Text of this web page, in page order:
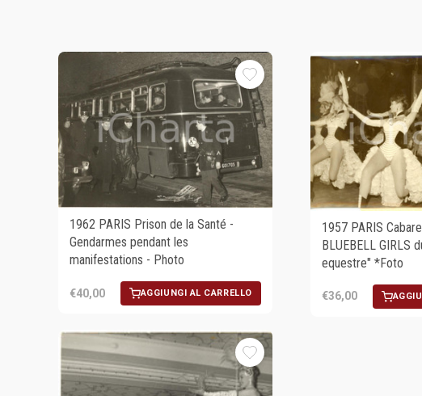
1962 PARIS Prison de la Santé -
Gendarmes pendant les
manifestations - Photo
€40,00 AGGIUNGI AL CARRELLO
1957 PARIS
BLUEBELL GIRLS
equestre" *Foto
€36,00